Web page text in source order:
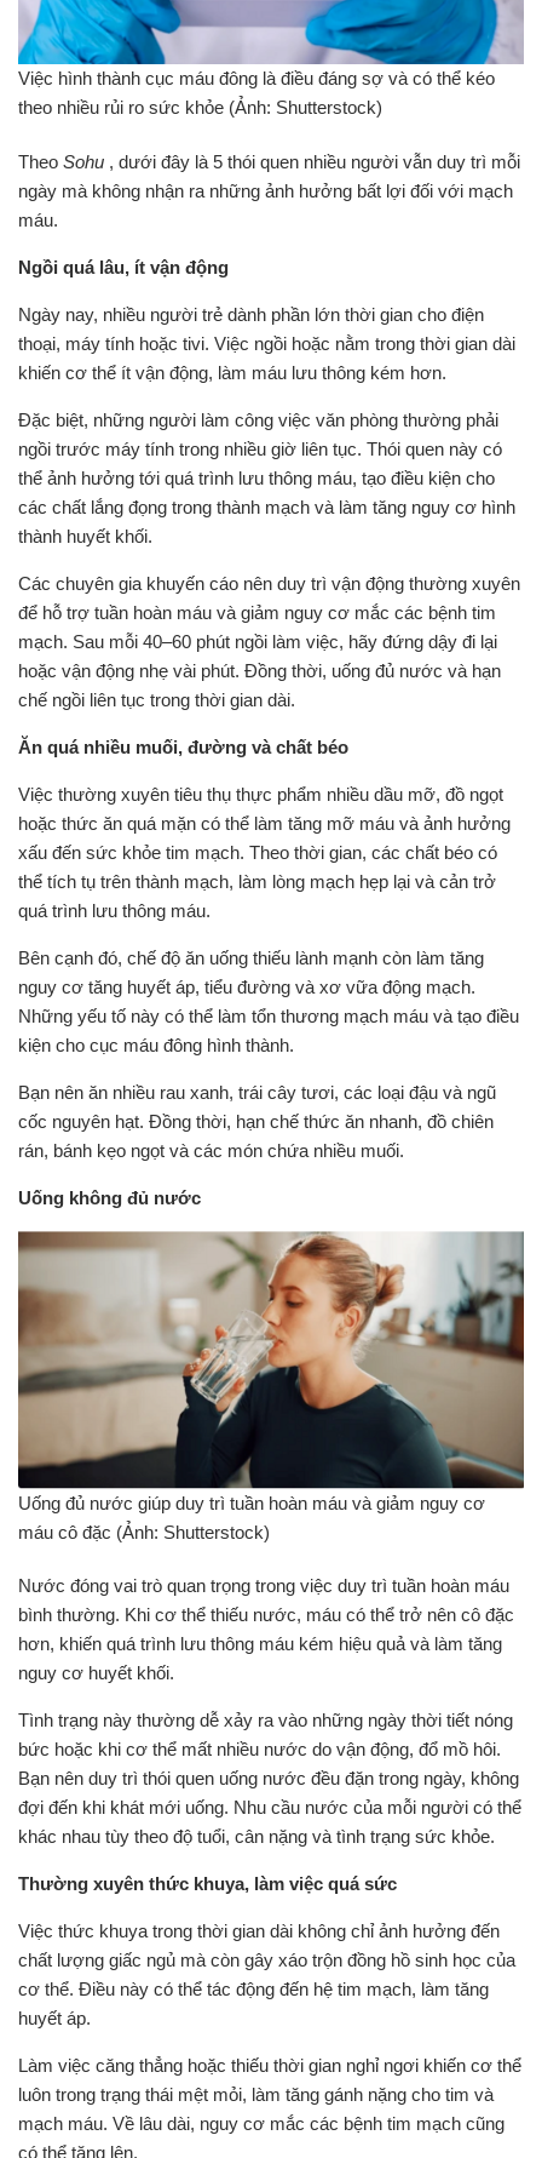
Việc hình thành cục máu đông là điều đáng sợ và có thể kéo
theo nhiều rủi ro sức khỏe (Ảnh: Shutterstock)
Theo Sohu , dưới đây là 5 thói quen nhiều người vẫn duy trì mỗi
ngày mà không nhận ra những ảnh hưởng bất lợi đối với mạch
máu.
Ngồi quá lâu, ít vận động
Ngày nay, nhiều người trẻ dành phần lớn thời gian cho điện
thoại, máy tính hoặc tivi. Việc ngồi hoặc nằm trong thời gian dài
khiến cơ thể ít vận động, làm máu lưu thông kém hơn.
Đặc biệt, những người làm công việc văn phòng thường phải
ngồi trước máy tính trong nhiều giờ liên tục. Thói quen này có
thể ảnh hưởng tới quá trình lưu thông máu, tạo điều kiện cho
các chất lắng đọng trong thành mạch và làm tăng nguy cơ hình
thành huyết khối.
Các chuyên gia khuyến cáo nên duy trì vận động thường xuyên
để hỗ trợ tuần hoàn máu và giảm nguy cơ mắc các bệnh tim
mạch. Sau mỗi 40–60 phút ngồi làm việc, hãy đứng dậy đi lại
hoặc vận động nhẹ vài phút. Đồng thời, uống đủ nước và hạn
chế ngồi liên tục trong thời gian dài.
Ăn quá nhiều muối, đường và chất béo
Việc thường xuyên tiêu thụ thực phẩm nhiều dầu mỡ, đồ ngọt
hoặc thức ăn quá mặn có thể làm tăng mỡ máu và ảnh hưởng
xấu đến sức khỏe tim mạch. Theo thời gian, các chất béo có
thể tích tụ trên thành mạch, làm lòng mạch hẹp lại và cản trở
quá trình lưu thông máu.
Bên cạnh đó, chế độ ăn uống thiếu lành mạnh còn làm tăng
nguy cơ tăng huyết áp, tiểu đường và xơ vữa động mạch.
Những yếu tố này có thể làm tổn thương mạch máu và tạo điều
kiện cho cục máu đông hình thành.
Bạn nên ăn nhiều rau xanh, trái cây tươi, các loại đậu và ngũ
cốc nguyên hạt. Đồng thời, hạn chế thức ăn nhanh, đồ chiên
rán, bánh kẹo ngọt và các món chứa nhiều muối.
Uống không đủ nước
Uống đủ nước giúp duy trì tuần hoàn máu và giảm nguy cơ
máu cô đặc (Ảnh: Shutterstock)
Nước đóng vai trò quan trọng trong việc duy trì tuần hoàn máu
bình thường. Khi cơ thể thiếu nước, máu có thể trở nên cô đặc
hơn, khiến quá trình lưu thông máu kém hiệu quả và làm tăng
nguy cơ huyết khối.
Tình trạng này thường dễ xảy ra vào những ngày thời tiết nóng
bức hoặc khi cơ thể mất nhiều nước do vận động, đổ mồ hôi.
Bạn nên duy trì thói quen uống nước đều đặn trong ngày, không
đợi đến khi khát mới uống. Nhu cầu nước của mỗi người có thể
khác nhau tùy theo độ tuổi, cân nặng và tình trạng sức khỏe.
Thường xuyên thức khuya, làm việc quá sức
Việc thức khuya trong thời gian dài không chỉ ảnh hưởng đến
chất lượng giấc ngủ mà còn gây xáo trộn đồng hồ sinh học của
cơ thể. Điều này có thể tác động đến hệ tim mạch, làm tăng
huyết áp.
Làm việc căng thẳng hoặc thiếu thời gian nghỉ ngơi khiến cơ thể
luôn trong trạng thái mệt mỏi, làm tăng gánh nặng cho tim và
mạch máu. Về lâu dài, nguy cơ mắc các bệnh tim mạch cũng
có thể tăng lên.